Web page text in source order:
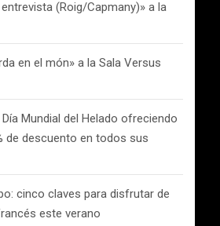
(Roig/Capmany)» a la
en el món» a la Sala Versus
Mundial del Helado ofreciendo
de descuento en todos sus
cinco claves para disfrutar de
este verano